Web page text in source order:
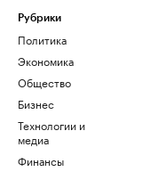
Рубрики
Политика
Экономика
Общество
Бизнес
Технологии и
медиа
Финансы